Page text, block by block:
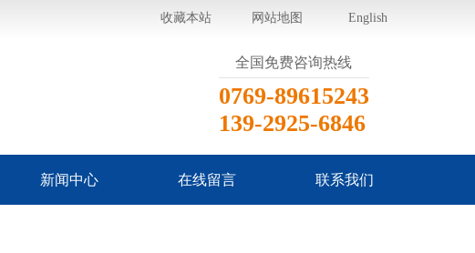
收藏本站 网站地图 English
全国免费咨询热线
0769-89615243
139-2925-6846
新闻中心 在线留言 联系我们